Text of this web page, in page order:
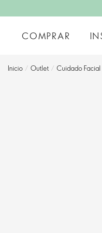
COMPRAR
Inicio / Outlet / Cuidado Facial